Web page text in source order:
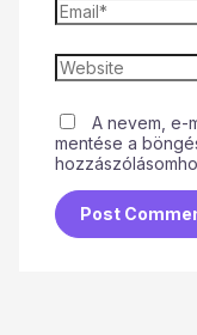
A nevem, e-
mentése a